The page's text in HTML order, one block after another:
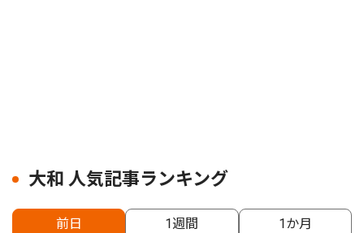
大和 人気記事ランキング
前日 1週間 1か月